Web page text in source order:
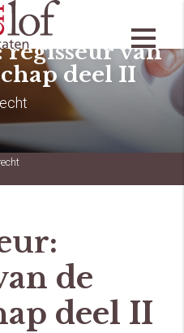
regisseur van
deel II
de
deel II